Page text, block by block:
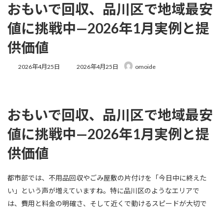
おもいで回収、品川区で地域最安
値に挑戦中—2026年1月実例と提
供価値
2026年4月25日
最
時
:
2026年4月25日 omoide
おもいで回収、品川区で地域最安
値に挑戦中—2026年1月実例と提
供価値
都市部では、不用品回収やごみ屋敷の片付けを「今日中に終えた
い」という声が増えていますね。特に品川区のようなエリアで
は、費用と料金の明確さ、そして近くで動けるスピードが大切で